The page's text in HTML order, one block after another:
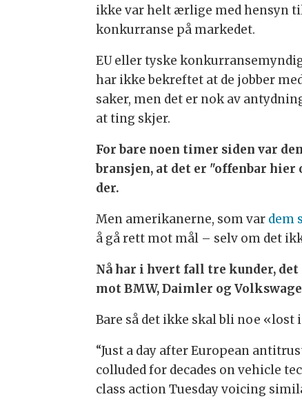
ikke var helt ærlige med hensyn
konkurranse på markedet.
EU eller tyske
har ikke bekreftet at de jobber
saker, men det er nok av
at ting skjer.
For bare noen timer siden var
bransjen, at det er "offenbar
der.
Men amerikanerne, som var dem
å gå rett mot mål – selv om det
Nå har i hvert fall tre kunder,
mot BMW, Daimler og
Bare så det ikke skal bli noe
“Just a day after European
colluded for decades on vehicle
class action Tuesday voicing